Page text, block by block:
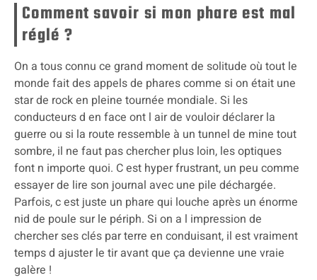
Comment savoir si mon phare est mal
réglé ?
On a tous connu ce grand moment de solitude où tout le
monde fait des appels de phares comme si on était une
star de rock en pleine tournée mondiale. Si les
conducteurs d en face ont l air de vouloir déclarer la
guerre ou si la route ressemble à un tunnel de mine tout
sombre, il ne faut pas chercher plus loin, les optiques
font n importe quoi. C est hyper frustrant, un peu comme
essayer de lire son journal avec une pile déchargée.
Parfois, c est juste un phare qui louche après un énorme
nid de poule sur le périph. Si on a l impression de
chercher ses clés par terre en conduisant, il est vraiment
temps d ajuster le tir avant que ça devienne une vraie
galère !